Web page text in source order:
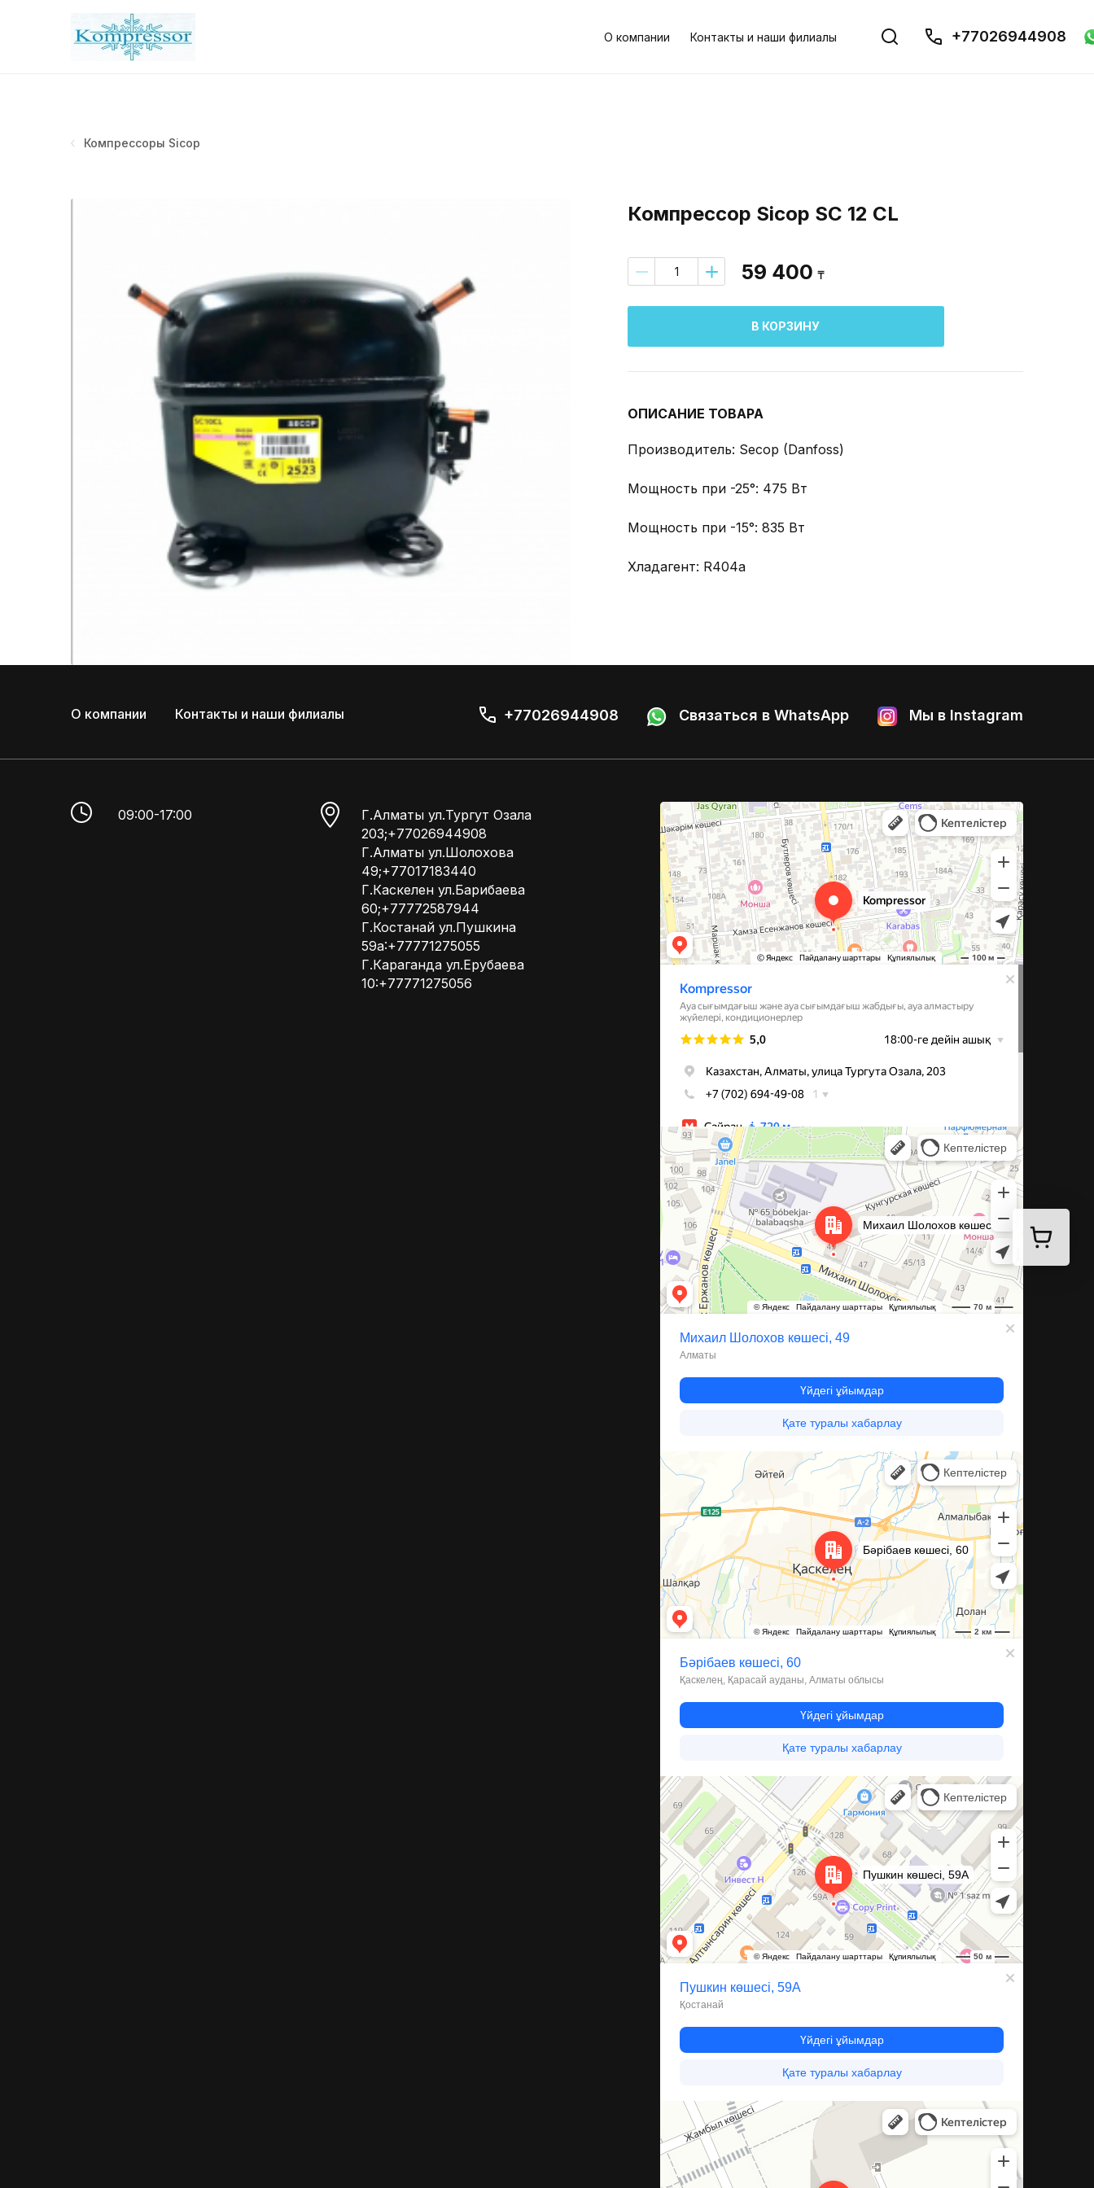
О компании Контакты и наши филиалы +77026944908
Компрессоры Sicop
Компрессор Sicop SC 12 CL
59 400 ₸
В КОРЗИНУ
ОПИСАНИЕ ТОВАРА
Производитель: Secop (Danfoss)
Мощность при -25°: 475 Вт
Мощность при -15°: 835 Вт
Хладагент: R404a
О компании Контакты и наши филиалы +77026944908 Связаться в WhatsApp Мы в Instagram
09:00-17:00
Г.Алматы ул.Тургут Озала
203;+77026944908
Г.Алматы ул.Шолохова
49;+77017183440
Г.Каскелен ул.Барибаева
60;+77772587944
Г.Костанай ул.Пушкина
59а:+77771275055
Г.Караганда ул.Ерубаева
10:+77771275056
Kompressor
Компрессоры и компрессорное оборудование в Алматы
Системы вентиляции в Алматы
Алматы
Улица Михаила Шолохова, 49 — Яндекс Карты
Каскелен
Улица Барибаева, 60 — Яндекс Карты
Костанай
Улица Пушкина, 59А — Яндекс Карты
Компрессор
Запчасти и аксессуары для бытовой техники в Караганде